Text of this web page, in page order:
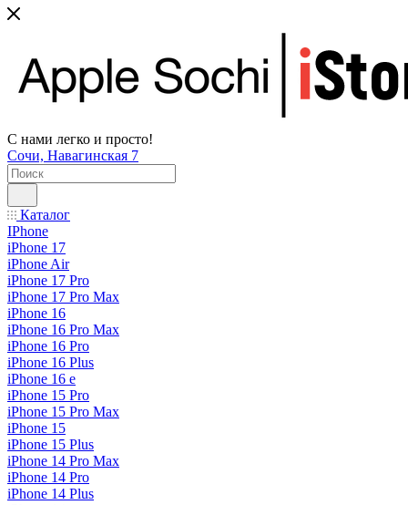
С нами легко и просто!
Сочи, Навагинская 7
Каталог
IPhone
iPhone 17
iPhone Air
iPhone 17 Pro
iPhone 17 Pro Max
iPhone 16
iPhone 16 Pro Max
iPhone 16 Pro
iPhone 16 Plus
iPhone 16 e
iPhone 15 Pro
iPhone 15 Pro Max
iPhone 15
iPhone 15 Plus
iPhone 14 Pro Max
iPhone 14 Pro
iPhone 14 Plus